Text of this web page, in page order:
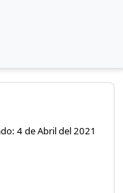
4 de Abril del 2021